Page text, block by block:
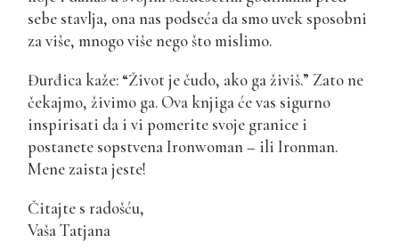
sebe stavlja, ona nas podseća da smo uvek sposobni
za više, mnogo više nego što mislimo.
Đurđica kaže: “Život je čudo, ako ga živiš.” Zato ne
čekajmo, živimo ga. Ova knjiga će vas sigurno
inspirisati da i vi pomerite svoje granice i
postanete sopstvena Ironwoman – ili Ironman.
Mene zaista jeste!
Čitajte s radošću,
Vaša Tatjana